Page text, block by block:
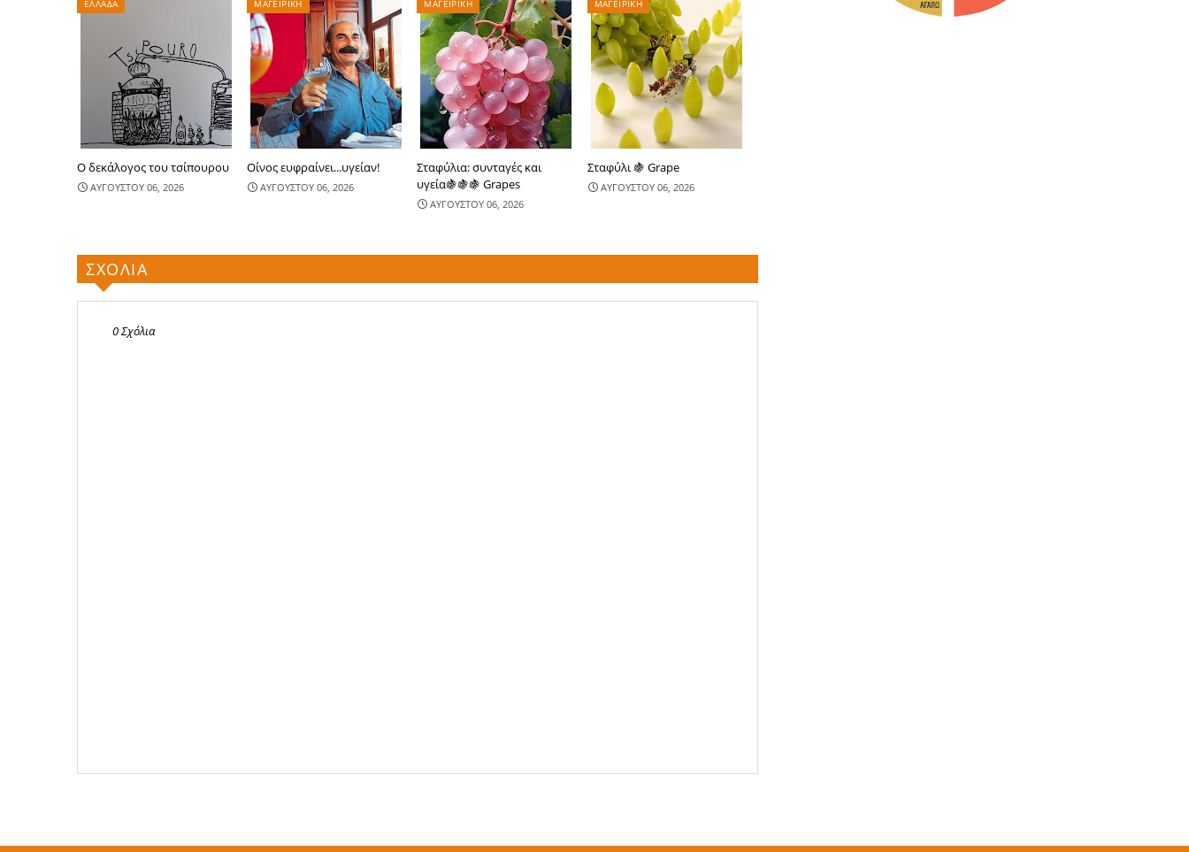
ΕΛΛΑΔΑ
Ο δεκάλογος του τσίπουρου
ΑΥΓΟΥΣΤΟΥ 06, 2026
ΜΑΓΕΙΡΙΚΗ
Οίνος ευφραίνει...υγείαν!
ΑΥΓΟΥΣΤΟΥ 06, 2026
ΜΑΓΕΙΡΙΚΗ
Σταφύλια: συνταγές και
υγεία🍇🍇🍇 Grapes
ΑΥΓΟΥΣΤΟΥ 06, 2026
ΜΑΓΕΙΡΙΚΗ
Σταφύλι 🍇 Grape
ΑΥΓΟΥΣΤΟΥ 06, 2026
ΣΧΟΛΙΑ
0 Σχόλια